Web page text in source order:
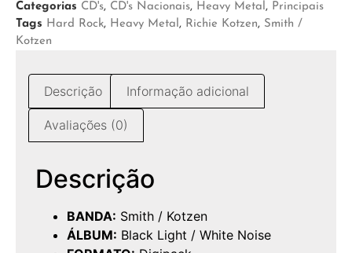
Categorias CD's, CD's Nacionais, Heavy Metal, Principais
Tags Hard Rock, Heavy Metal, Richie Kotzen, Smith /
Kotzen
Descrição Informação adicional
Avaliações (0)
Descrição
BANDA: Smith / Kotzen
ÁLBUM: Black Light / White Noise